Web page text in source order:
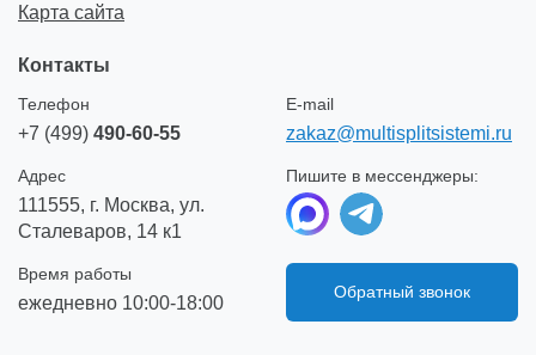
Карта сайта
Контакты
Телефон
+7 (499) 490-60-55
E-mail
zakaz@multisplitsistemi.ru
Адрес
111555, г. Москва, ул.
Сталеваров, 14 к1
Пишите в мессенджеры:
Время работы
ежедневно 10:00-18:00
Обратный звонок